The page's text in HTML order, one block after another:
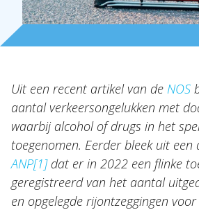
Over Holla
Topics
Internationaal
Nieuws
NL EN DE FR
Uit een recent artikel van de NOS
aantal verkeersongelukken met
waarbij alcohol of drugs in het
toegenomen. Eerder bleek uit een
ANP[1] dat er in 2022 een flinke
geregistreerd van het aantal
en opgelegde rijontzeggingen